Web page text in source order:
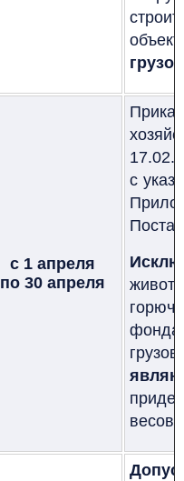
грузов
с 1 апреля
по 30 апреля
с